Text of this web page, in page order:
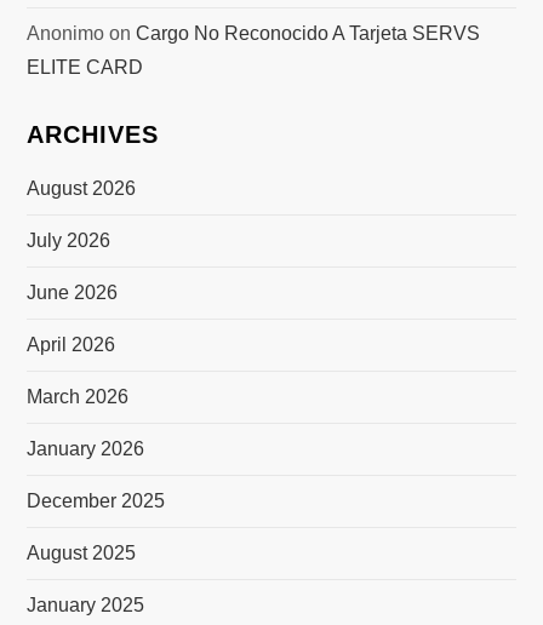
Anonimo onCargo No Reconocido A Tarjeta SERVS
ELITE CARD
ARCHIVES
August 2026
July 2026
June 2026
April 2026
March 2026
January 2026
December 2025
August 2025
January 2025